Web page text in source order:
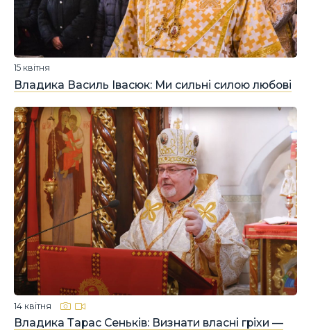
Владика Василь Івасюк: Ми сильні силою любові
15 квітня
Владика Тарас Сеньків: Визнати власні гріхи —
14 квітня